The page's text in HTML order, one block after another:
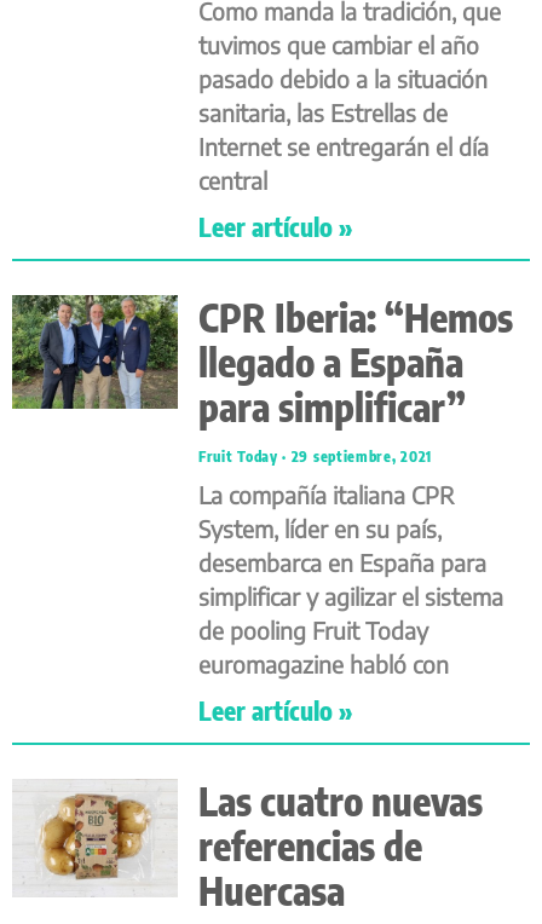
Como manda la tradición, que
tuvimos que cambiar el año
pasado debido a la situación
sanitaria, las Estrellas de
Internet se entregarán el día
central
Leer artículo »
CPR Iberia: “Hemos
llegado a España
para simplificar”
Fruit Today 29 septiembre, 2021
La compañía italiana CPR
System, líder en su país,
desembarca en España para
simplificar y agilizar el sistema
de pooling Fruit Today
euromagazine habló con
Leer artículo »
Las cuatro nuevas
referencias de
Huercasa